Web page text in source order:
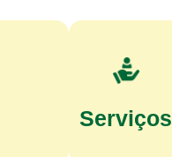
Serviços